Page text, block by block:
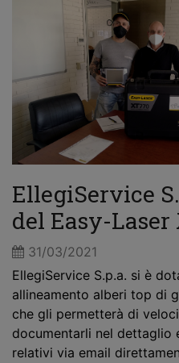
EllegiService
del Easy-Laser
31/03/2021
EllegiService S.p.a. si è
allineamento alberi top di
che gli permetterà di
documentarli nel dettaglio
relativi via email